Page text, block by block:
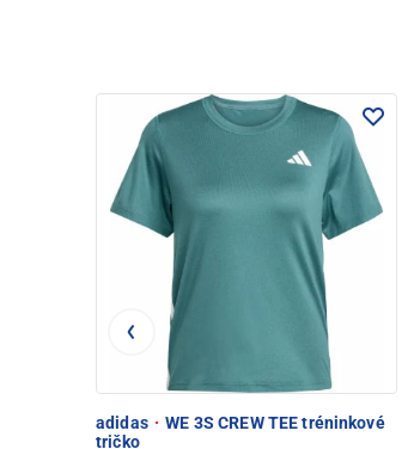
adidas · WE 3S CREW TEE tréninkové
tričko